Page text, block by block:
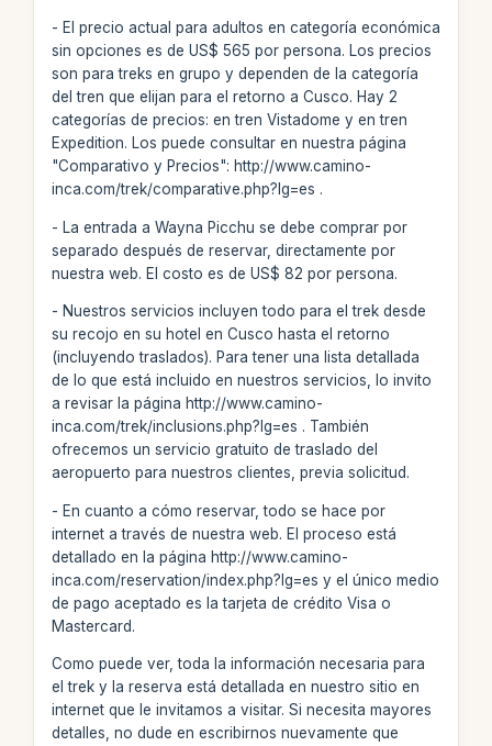
- El precio actual para adultos en categoría económica
sin opciones es de US$ 565 por persona. Los precios
son para treks en grupo y dependen de la categoría
del tren que elijan para el retorno a Cusco. Hay 2
categorías de precios: en tren Vistadome y en tren
Expedition. Los puede consultar en nuestra página
"Comparativo y Precios": http://www.camino-
inca.com/trek/comparative.php?lg=es .
- La entrada a Wayna Picchu se debe comprar por
separado después de reservar, directamente por
nuestra web. El costo es de US$ 82 por persona.
- Nuestros servicios incluyen todo para el trek desde
su recojo en su hotel en Cusco hasta el retorno
(incluyendo traslados). Para tener una lista detallada
de lo que está incluido en nuestros servicios, lo invito
a revisar la página http://www.camino-
inca.com/trek/inclusions.php?lg=es . También
ofrecemos un servicio gratuito de traslado del
aeropuerto para nuestros clientes, previa solicitud.
- En cuanto a cómo reservar, todo se hace por
internet a través de nuestra web. El proceso está
detallado en la página http://www.camino-
inca.com/reservation/index.php?lg=es y el único medio
de pago aceptado es la tarjeta de crédito Visa o
Mastercard.
Como puede ver, toda la información necesaria para
el trek y la reserva está detallada en nuestro sitio en
internet que le invitamos a visitar. Si necesita mayores
detalles, no dude en escribirnos nuevamente que